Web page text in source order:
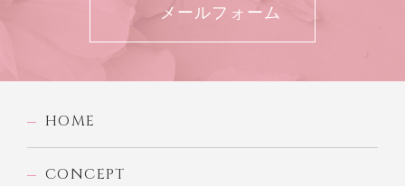
メールフォーム
HOME
CONCEPT